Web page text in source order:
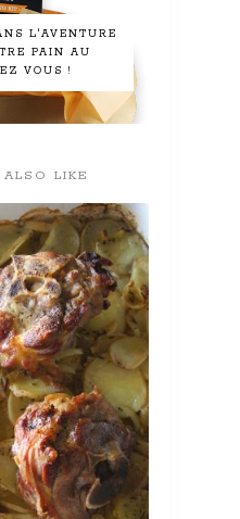
L'AVENTURE
PAIN AU
VOUS !
LIKE